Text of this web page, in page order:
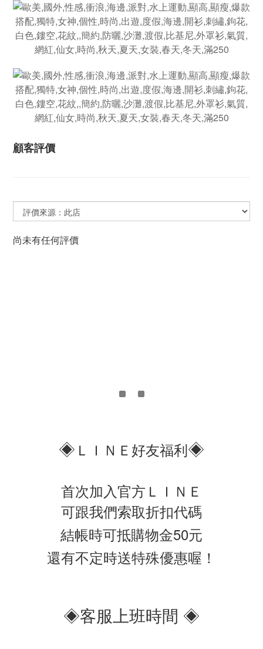
顧客評價
尚未有任何評價
◈ ＬＩＮＥ好友福利◈
首次加入官方ＬＩＮＥ
可跟我們索取折扣代碼
結帳時可抵購物金50元
還有不定時送特殊優惠喔！
◈客服上班時間 ◈